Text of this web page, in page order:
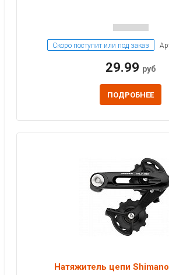
Скоро поступит или под заказ
29.99 руб
ПОДРОБНЕЕ
Натяжитель цепи